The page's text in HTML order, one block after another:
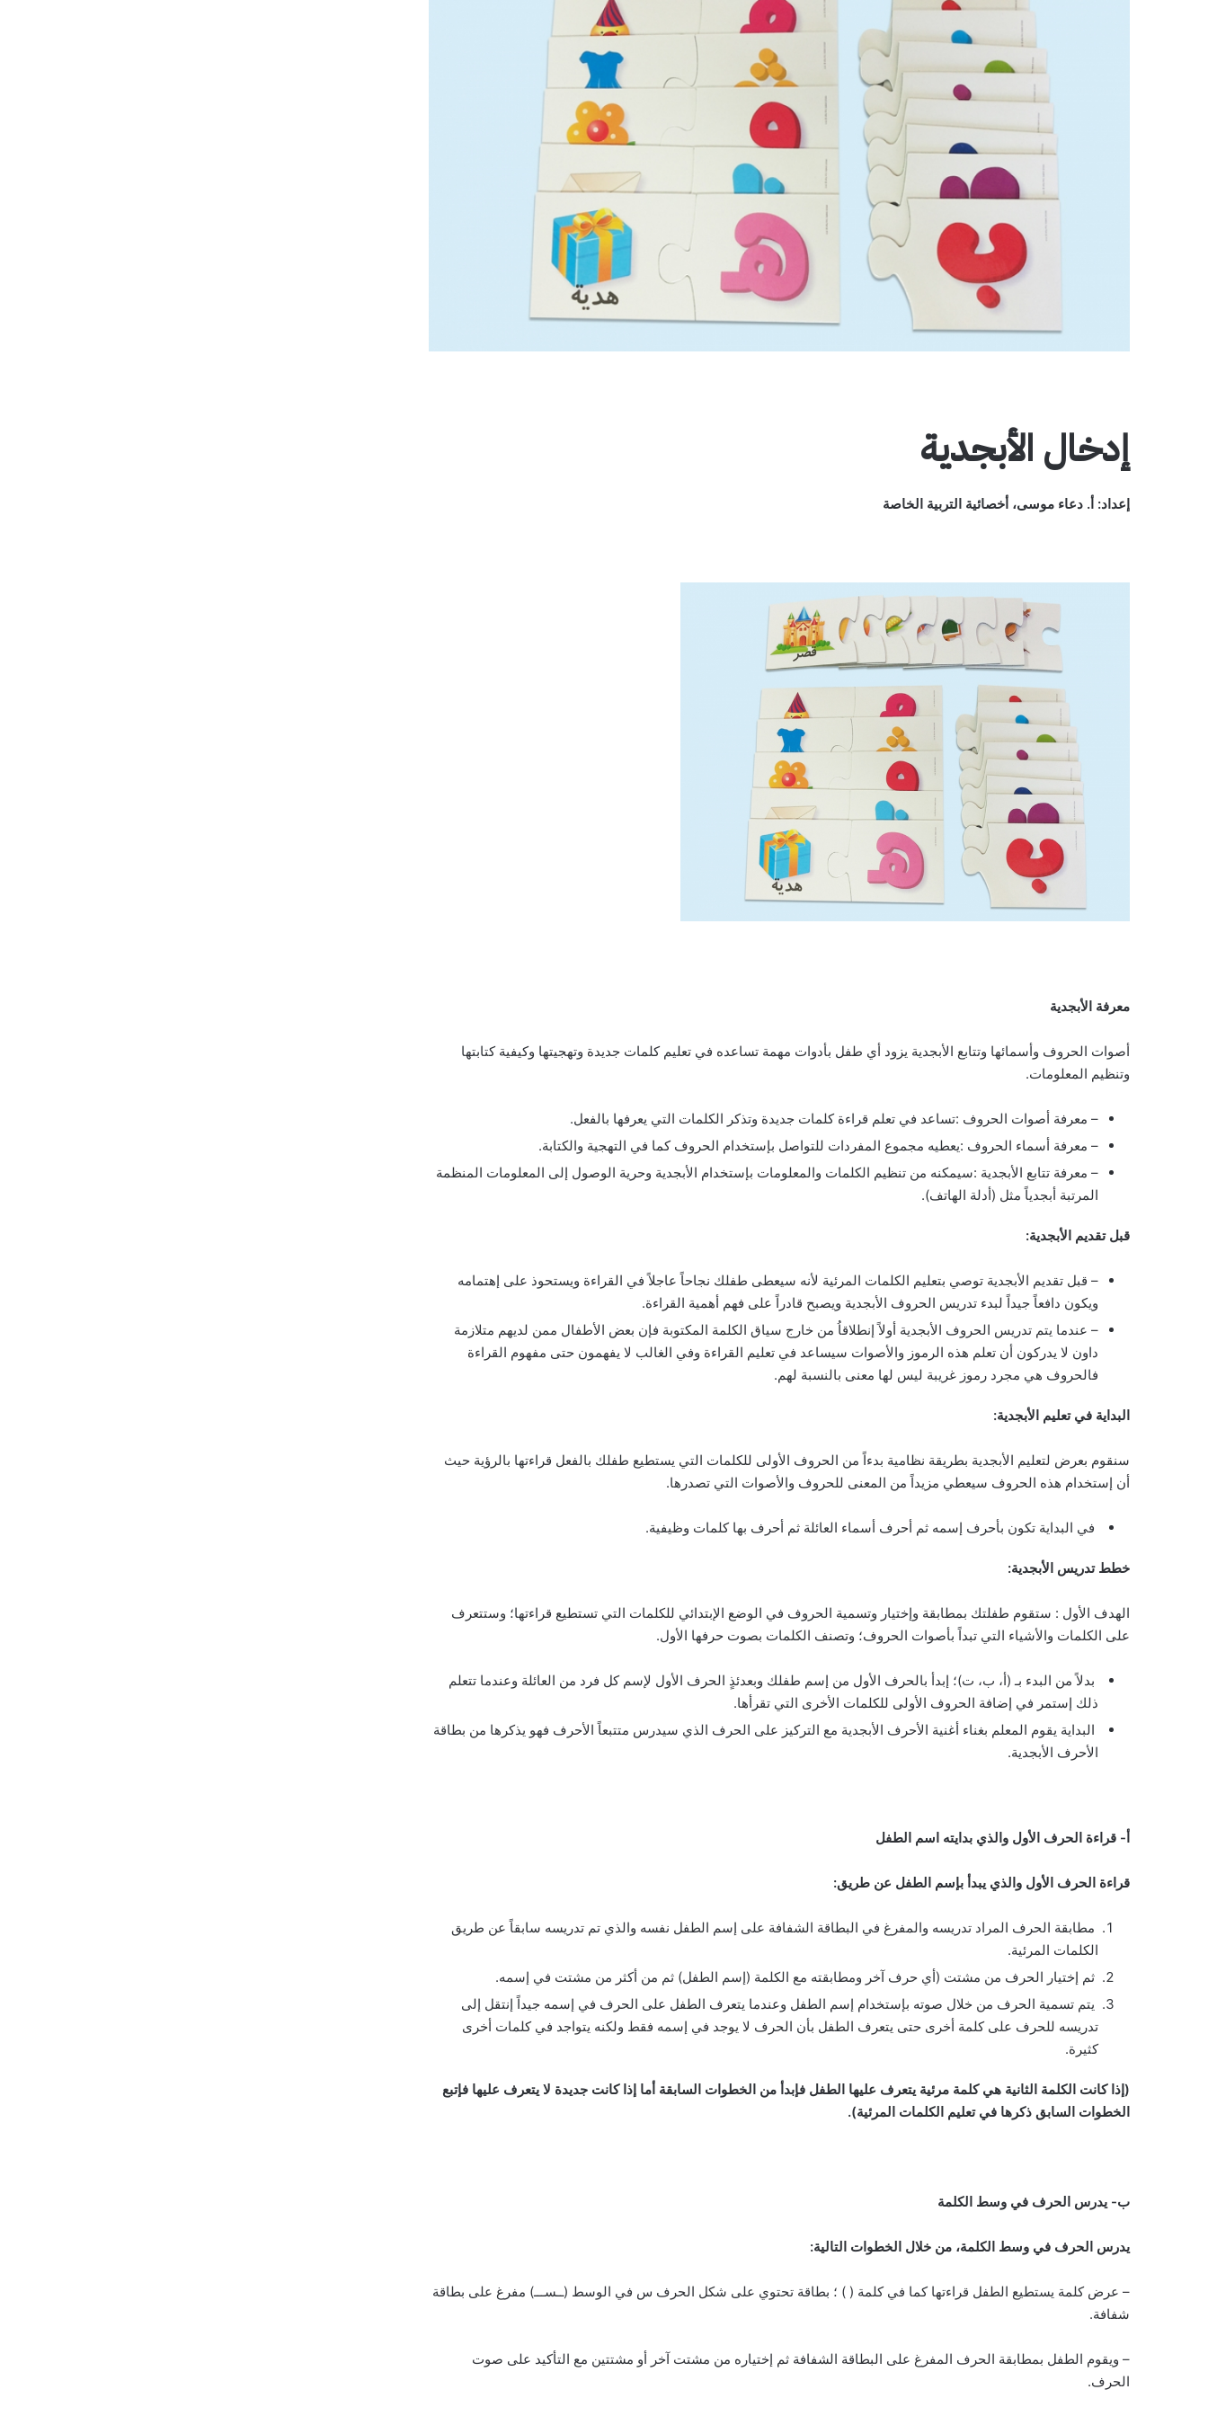
إدخال الأبجدية
إعداد: أ. دعاء موسى، أخصائية التربية الخاصة
معرفة الأبجدية
أصوات الحروف وأسمائها وتتابع الأبجدية يزود أي طفل بأدوات مهمة تساعده في تعليم كلمات جديدة وتهجيتها وكيفية كتابتها
وتنظيم المعلومات.
– معرفة أصوات الحروف :تساعد في تعلم قراءة كلمات جديدة وتذكر الكلمات التي يعرفها بالفعل.
– معرفة أسماء الحروف :يعطيه مجموع المفردات للتواصل بإستخدام الحروف كما في التهجية والكتابة.
– معرفة تتابع الأبجدية :سيمكنه من تنظيم الكلمات والمعلومات بإستخدام الأبجدية وحرية الوصول إلى المعلومات المنظمة
المرتبة أبجدياً مثل (أدلة الهاتف).
قبل تقديم الأبجدية:
– قبل تقديم الأبجدية توصي بتعليم الكلمات المرئية لأنه سيعطى طفلك نجاحاً عاجلاً في القراءة ويستحوذ على إهتمامه
ويكون دافعاً جيداً لبدء تدريس الحروف الأبجدية ويصبح قادراً على فهم أهمية القراءة.
– عندما يتم تدريس الحروف الأبجدية أولاً إنطلاقاُ من خارج سياق الكلمة المكتوبة فإن بعض الأطفال ممن لديهم متلازمة
داون لا يدركون أن تعلم هذه الرموز والأصوات سيساعد في تعليم القراءة وفي الغالب لا يفهمون حتى مفهوم القراءة
فالحروف هي مجرد رموز غريبة ليس لها معنى بالنسبة لهم.
البداية في تعليم الأبجدية:
سنقوم بعرض لتعليم الأبجدية بطريقة نظامية بدءاً من الحروف الأولى للكلمات التي يستطيع طفلك بالفعل قراءتها بالرؤية حيث
أن إستخدام هذه الحروف سيعطي مزيداً من المعنى للحروف والأصوات التي تصدرها.
في البداية تكون بأحرف إسمه ثم أحرف أسماء العائلة ثم أحرف بها كلمات وظيفية.
خطط تدريس الأبجدية:
الهدف الأول : ستقوم طفلتك بمطابقة وإختيار وتسمية الحروف في الوضع الإبتدائي للكلمات التي تستطيع قراءتها؛ وستتعرف
على الكلمات والأشياء التي تبداً بأصوات الحروف؛ وتصنف الكلمات بصوت حرفها الأول.
بدلاً من البدء بـ (أ، ب، ت)؛ إبدأ بالحرف الأول من إسم طفلك وبعدئذٍ الحرف الأول لإسم كل فرد من العائلة وعندما تتعلم
ذلك إستمر في إضافة الحروف الأولى للكلمات الأخرى التي تقرأها.
البداية يقوم المعلم بغناء أغنية الأحرف الأبجدية مع التركيز على الحرف الذي سيدرس متتبعاً الأحرف فهو يذكرها من بطاقة
الأحرف الأبجدية.
أ‌- قراءة الحرف الأول والذي بدايته اسم الطفل
قراءة الحرف الأول والذي يبدأ بإسم الطفل عن طريق:
مطابقة الحرف المراد تدريسه والمفرغ في البطاقة الشفافة على إسم الطفل نفسه والذي تم تدريسه سابقاً عن طريق
الكلمات المرئية.
ثم إختيار الحرف من مشتت (أي حرف آخر ومطابقته مع الكلمة (إسم الطفل) ثم من أكثر من مشتت في إسمه.
يتم تسمية الحرف من خلال صوته بإستخدام إسم الطفل وعندما يتعرف الطفل على الحرف في إسمه جيداً إنتقل إلى
تدريسه للحرف على كلمة أخرى حتى يتعرف الطفل بأن الحرف لا يوجد في إسمه فقط ولكنه يتواجد في كلمات أخرى
كثيرة.
(إذا كانت الكلمة الثانية هي كلمة مرئية يتعرف عليها الطفل فإبدأ من الخطوات السابقة أما إذا كانت جديدة لا يتعرف عليها فإتبع
الخطوات السابق ذكرها في تعليم الكلمات المرئية).
ب‌- يدرس الحرف في وسط الكلمة
يدرس الحرف في وسط الكلمة، من خلال الخطوات التالية:
– عرض كلمة يستطيع الطفل قراءتها كما في كلمة ( ) ؛ بطاقة تحتوي على شكل الحرف س في الوسط (ــســـ) مفرغ على بطاقة
شفافة.
– ويقوم الطفل بمطابقة الحرف المفرغ على البطاقة الشفافة ثم إختياره من مشتت آخر أو مشتتين مع التأكيد على صوت
الحرف.